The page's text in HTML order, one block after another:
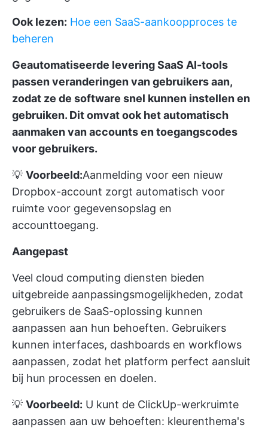
Ook lezen: Hoe een SaaS-aankoopproces te
beheren
Geautomatiseerde leveringSaaS AI-tools
passen veranderingen van gebruikers aan,
zodat ze de software snel kunnen instellen en
gebruiken. Dit omvat ook het automatisch
aanmaken van accounts en toegangscodes
voor gebruikers.
💡 Voorbeeld:Aanmelding voor een nieuw
Dropbox-account zorgt automatisch voor
ruimte voor gegevensopslag en
accounttoegang.
Aangepast
Veel cloud computing diensten bieden
uitgebreide aanpassingsmogelijkheden, zodat
gebruikers de SaaS-oplossing kunnen
aanpassen aan hun behoeften. Gebruikers
kunnen interfaces, dashboards en workflows
aanpassen, zodat het platform perfect aansluit
bij hun processen en doelen.
💡 Voorbeeld: U kunt de ClickUp-werkruimte
aanpassen aan uw behoeften: kleurenthema's